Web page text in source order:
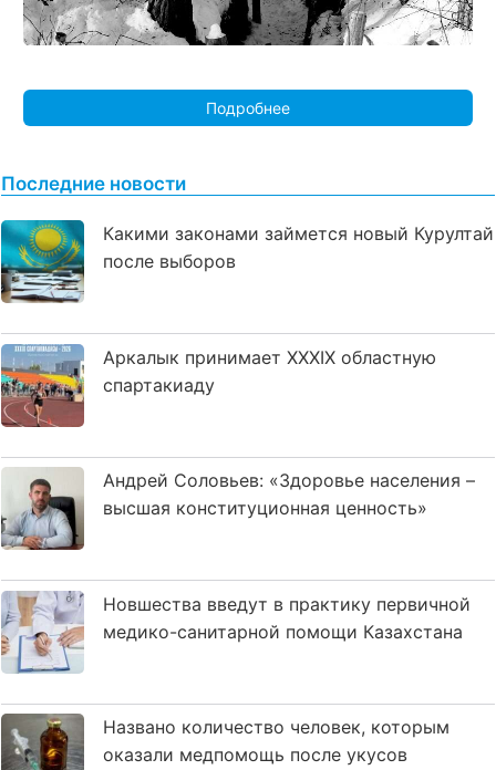
Подробнее
Последние новости
Какими законами займется новый Курултай
после выборов
Аркалык принимает XXXIX областную
спартакиаду
Андрей Соловьев: «Здоровье населения –
высшая конституционная ценность»
Новшества введут в практику первичной
медико-санитарной помощи Казахстана
Названо количество человек, которым
оказали медпомощь после укусов